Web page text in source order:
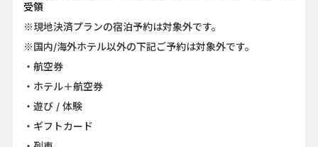
受領
※現地決済プランの宿泊予約は対象外です。
※国内/海外ホテル以外の下記ご予約は対象外です。
・航空券
・ホテル＋航空券
・遊び / 体験
・ギフトカード